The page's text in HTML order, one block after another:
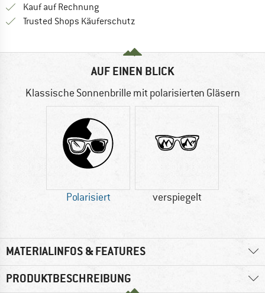
Kauf auf RechnungFinde die Zahlungs-Infos hier! Öffnet
Trusted Shops Käuferschutz
AUF EINEN BLICK
Klassische Sonnenbrille mit polarisierten Gläsern
Polarisiert verspiegelt
MATERIALINFOS & FEATURES
PRODUKTBESCHREIBUNG